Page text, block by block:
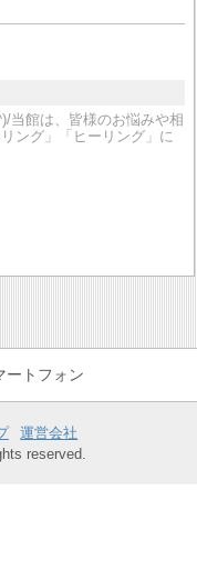
館は、皆様のお悩みや相
ング」「ヒーリング」に
ートフォン
運営会社
reserved.